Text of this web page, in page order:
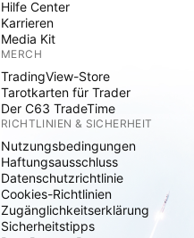
Hilfe Center
Karrieren
Media Kit
MERCH
TradingView-Store
Tarotkarten für Trader
Der C63 TradeTime
RICHTLINIEN & SICHERHEIT
Nutzungsbedingungen
Haftungsausschluss
Datenschutzrichtlinie
Cookies-Richtlinien
Zugänglichkeitserklärung
Sicherheitstipps